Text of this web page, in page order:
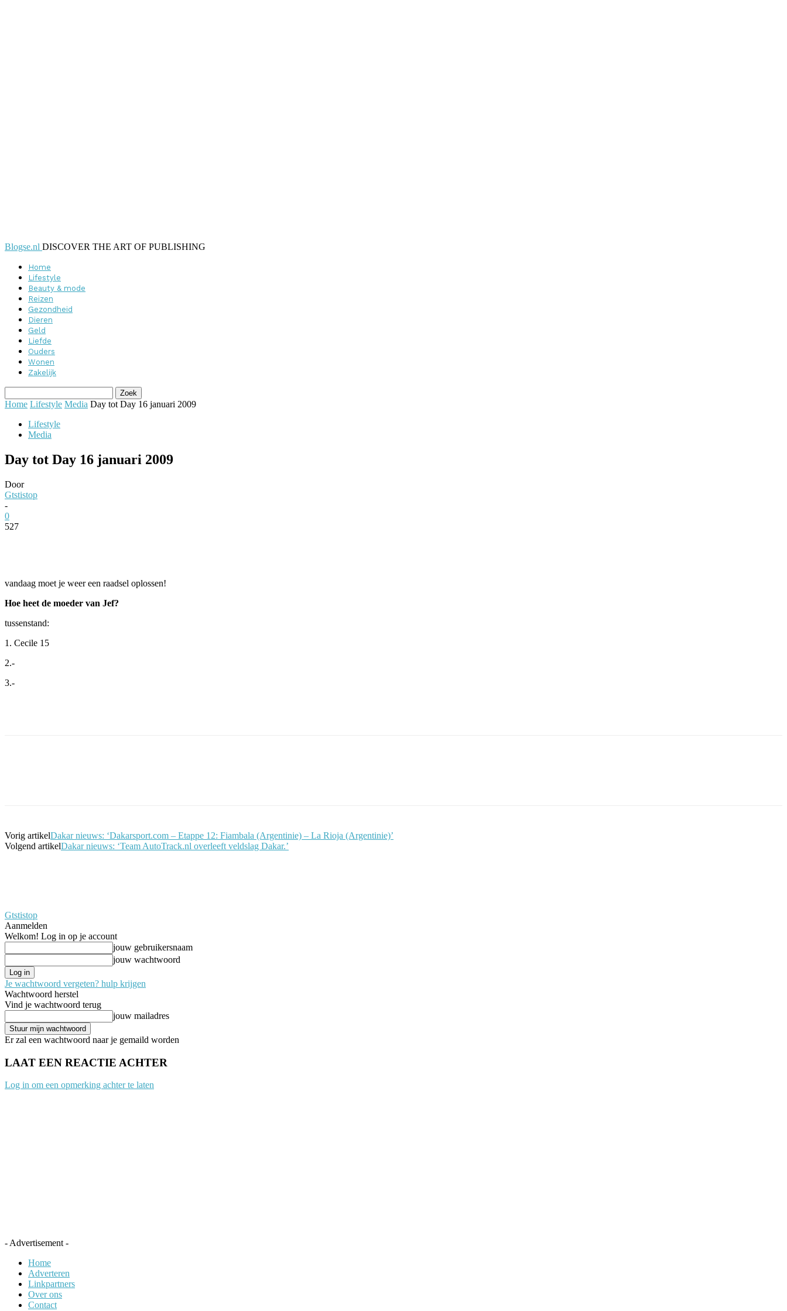
Blogse.nl DISCOVER THE ART OF PUBLISHING
Home
Lifestyle
Beauty & mode
Reizen
Gezondheid
Dieren
Geld
Liefde
Ouders
Wonen
Zakelijk
Home Lifestyle Media Day tot Day 16 januari 2009
Lifestyle
Media
Day tot Day 16 januari 2009
Door
Gtstistop
-
0
527
vandaag moet je weer een raadsel oplossen!
Hoe heet de moeder van Jef?
tussenstand:
1. Cecile 15
2.-
3.-
Vorig artikelDakar nieuws: ‘Dakarsport.com – Etappe 12: Fiambala (Argentinie) – La Rioja (Argentinie)’
Volgend artikelDakar nieuws: ‘Team AutoTrack.nl overleeft veldslag Dakar.’
Gtstistop
Aanmelden
Welkom! Log in op je account
jouw gebruikersnaam
jouw wachtwoord
Je wachtwoord vergeten? hulp krijgen
Wachtwoord herstel
Vind je wachtwoord terug
jouw mailadres
Er zal een wachtwoord naar je gemaild worden
LAAT EEN REACTIE ACHTER
Log in om een opmerking achter te laten
- Advertisement -
Home
Adverteren
Linkpartners
Over ons
Contact